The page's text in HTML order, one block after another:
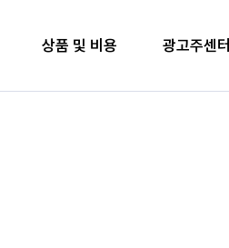
상품 및 비용 광고주센터